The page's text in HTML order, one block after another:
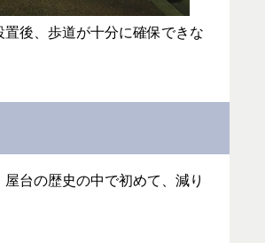
後、歩道が十分に確保できな
台の歴史の中で初めて、減り